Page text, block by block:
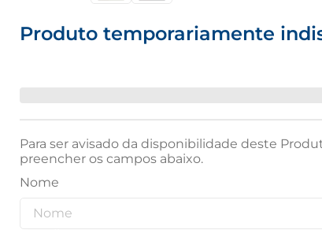
Produto temporariamente
Para ser avisado da disponibilidade deste
preencher os campos abaixo.